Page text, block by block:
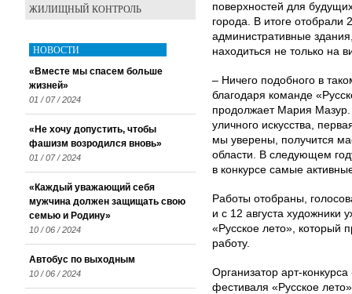
поверхностей для
города. В итоге отобрали
административные
находиться не только на
– Ничего подобного в
благодаря команде
продолжает Мария
уличного искусства,
мы уверены, получится
области. В следующем
в конкурсе самые
Работы отобраны,
и с 12 августа художники
«Русское лето», который
работу.
Организатор арт-
фестиваля «Русское
ЖИЛИЩНЫЙ КОНТРОЛЬ
НОВОСТИ
«Вместе мы спасем больше
жизней»
01 / 07 / 2024
«Не хочу допустить, чтобы
фашизм возродился вновь»
01 / 07 / 2024
«Каждый уважающий себя
мужчина должен защищать свою
семью и Родину»
10 / 06 / 2024
Автобус по выходным
10 / 06 / 2024